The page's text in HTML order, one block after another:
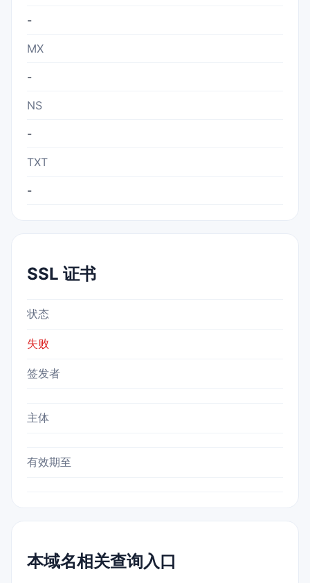
-
MX
-
NS
-
TXT
-
SSL 证书
状态
失败
签发者
主体
有效期至
本域名相关查询入口